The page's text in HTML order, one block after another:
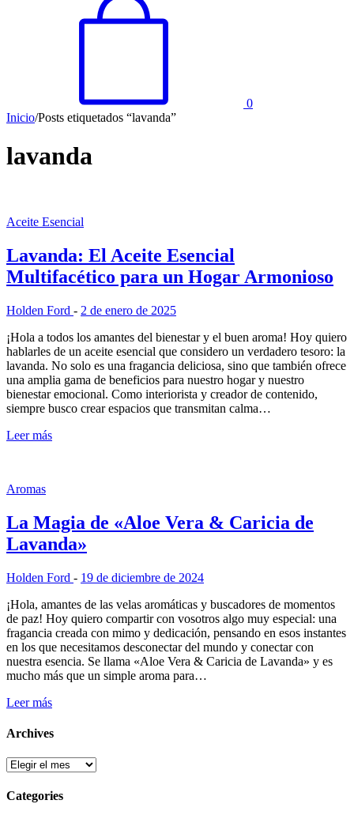
0
Inicio/Posts etiquetados “lavanda”
lavanda
Aceite Esencial
Lavanda: El Aceite Esencial
Multifacético para un Hogar Armonioso
Holden Ford - 2 de enero de 2025
¡Hola a todos los amantes del bienestar y el buen aroma! Hoy quiero
hablarles de un aceite esencial que considero un verdadero tesoro: la
lavanda. No solo es una fragancia deliciosa, sino que también ofrece
una amplia gama de beneficios para nuestro hogar y nuestro
bienestar emocional. Como interiorista y creador de contenido,
siempre busco crear espacios que transmitan calma…
Leer más
Aromas
La Magia de «Aloe Vera & Caricia de
Lavanda»
Holden Ford - 19 de diciembre de 2024
¡Hola, amantes de las velas aromáticas y buscadores de momentos
de paz! Hoy quiero compartir con vosotros algo muy especial: una
fragancia creada con mimo y dedicación, pensando en esos instantes
en los que necesitamos desconectar del mundo y conectar con
nuestra esencia. Se llama «Aloe Vera & Caricia de Lavanda» y es
mucho más que un simple aroma para…
Leer más
Archives
Archives
Categories